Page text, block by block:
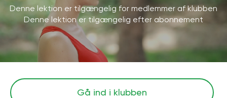
Denne lektion er tilgængelig for medlemmer af klubben
Denne lektion er tilgængelig efter abonnement
Gå ind i klubben